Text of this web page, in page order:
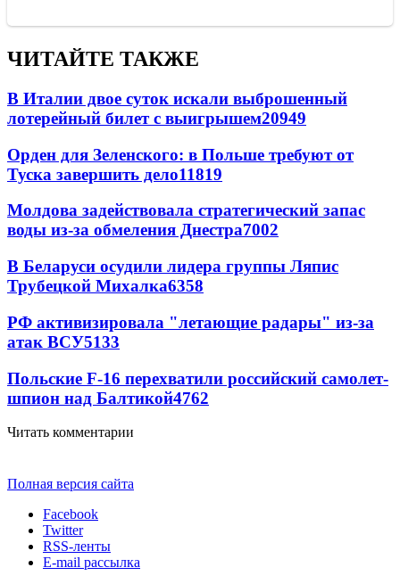
ЧИТАЙТЕ ТАКЖЕ
В Италии двое суток искали выброшенный
лотерейный билет с выигрышем20949
Орден для Зеленского: в Польше требуют от
Туска завершить дело11819
Молдова задействовала стратегический запас
воды из-за обмеления Днестра7002
В Беларуси осудили лидера группы Ляпис
Трубецкой Михалка6358
РФ активизировала "летающие радары" из-за
атак ВСУ5133
Польские F-16 перехватили российский самолет-
шпион над Балтикой4762
Читать комментарии
Полная версия сайта
Facebook
Twitter
RSS-ленты
E-mail рассылка